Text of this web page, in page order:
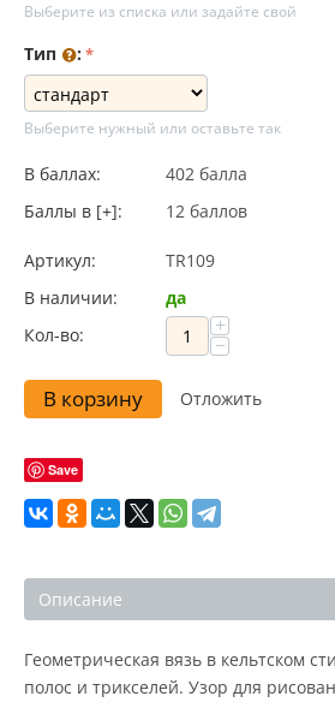
Выберите из списка или задайте свой
Тип :
Выберите нужный или оставьте так
В баллах:
402 балла
Баллы в [+]:
12 баллов
Артикул:
TR109
В наличии:
да
Кол-во:
+
−
В корзину Отложить
Save
Описание
Геометрическая вязь в кельтском
полос и трикселей. Узор для